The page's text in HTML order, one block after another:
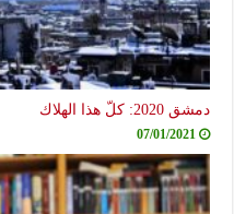
دمشق 2020: كلّ هذا الهلاك
07/01/2021